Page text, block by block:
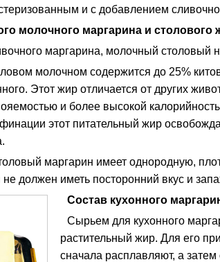
и с добавлением
молочного маргарина и столового
маргарина, молочный столовый
молочном содержится до 25%
Этот жир отличается от других
и более высокой
этот питательный жир
маргарин имеет однородную,
должен иметь посторонний вкус и
Состав кухонного
Сырьем для кухонного
растительный жир. Для его
сначала расплавляют, а